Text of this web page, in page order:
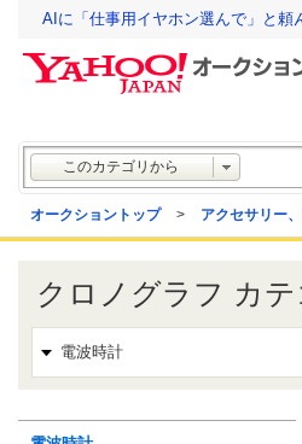
AIに「仕事用イヤホン選んで」と頼
このカテゴリから
オークショントップ > アクセサリー
クロノグラフ カ
電波時計